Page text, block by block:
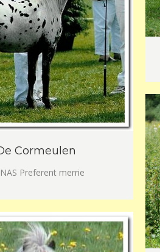
Cormeulen
Preferent merrie